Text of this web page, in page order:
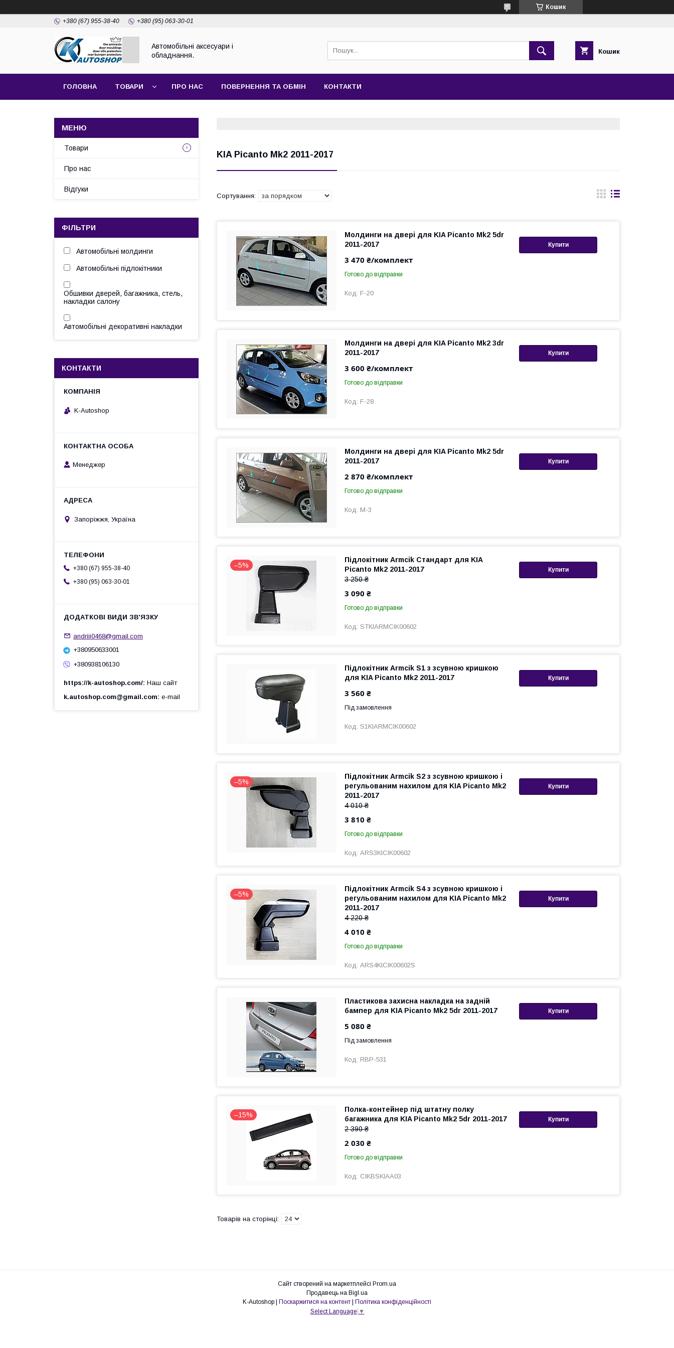
Кошик
+380 (67) 955-38-40 +380 (95) 063-30-01
Автомобільні аксесуари і
обладнання.
Кошик
ГОЛОВНА ТОВАРИ ПРО НАС ПОВЕРНЕННЯ ТА ОБМІН КОНТАКТИ
KIA Picanto Mk2 2011-2017
Купити
Молдинги на двері для KIA Picanto Mk2 5dr
2011-2017
3 470 ₴/комплект
Готово до відправки
F-20
Купити
Молдинги на двері для KIA Picanto Mk2 3dr
2011-2017
3 600 ₴/комплект
Готово до відправки
F-28
Купити
Молдинги на двері для KIA Picanto Mk2 5dr
2011-2017
2 870 ₴/комплект
Готово до відправки
M-3
–5%
Купити
Підлокітник Armcik Стандарт для KIA
Picanto Mk2 2011-2017
3 250 ₴
3 090 ₴
Готово до відправки
STKIARMCIK00602
Купити
Підлокітник Armcik S1 з зсувною кришкою
для KIA Picanto Mk2 2011-2017
3 560 ₴
Під замовлення
S1KIARMCIK00602
–5%
Купити
Підлокітник Armcik S2 з зсувною кришкою і
регульованим нахилом для KIA Picanto Mk2
2011-2017
4 010 ₴
3 810 ₴
Готово до відправки
ARS3KICIK00602
–5%
Купити
Підлокітник Armcik S4 з зсувною кришкою і
регульованим нахилом для KIA Picanto Mk2
2011-2017
4 220 ₴
4 010 ₴
Готово до відправки
ARS4KICIK00602S
Купити
Пластикова захисна накладка на задній
бампер для KIA Picanto Mk2 5dr 2011-2017
5 080 ₴
Під замовлення
RBP-531
–15%
Купити
Полка-контейнер під штатну полку
багажника для KIA Picanto Mk2 5dr 2011-2017
2 390 ₴
2 030 ₴
Готово до відправки
CIKBSKIAA03
Товари
Про нас
Відгуки
ФІЛЬТРИ
Автомобільні молдинги
Автомобільні підлокітники
Обшивки дверей, багажника, стель,
накладки салону
Автомобільні декоративні накладки
КОНТАКТИ
K-Autoshop
Менеджер
Запоріжжя, Україна
+380 (67) 955-38-40
+380 (95) 063-30-01
andriii0468@gmail.com
+380950633001
+380938106130
https://k-autoshop.com/ Наш сайт
k.autoshop.com@gmail.com e-mail
Сайт створений на маркетплейсі Prom.ua
Продавець на Bigl.ua
Поскаржитися на контент
Політика конфіденційності
Select Language ▼